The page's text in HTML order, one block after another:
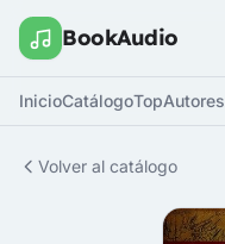
BookAudio
InicioCatálogoTopAutores
Volver al catálogo